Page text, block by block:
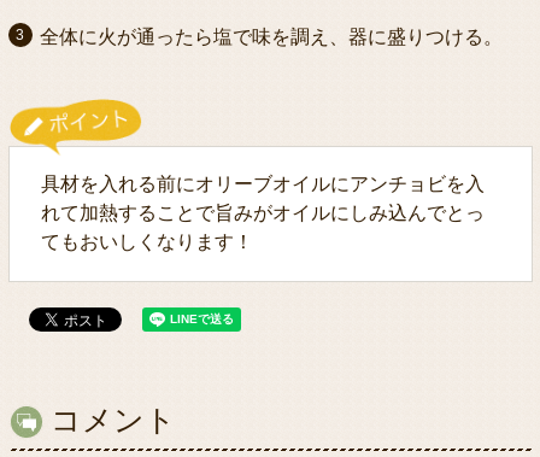
全体に火が通ったら塩で味を調え、器に盛りつける。
具材を入れる前にオリーブオイルにアンチョビを入
れて加熱することで旨みがオイルにしみ込んでとっ
てもおいしくなります！
コメント